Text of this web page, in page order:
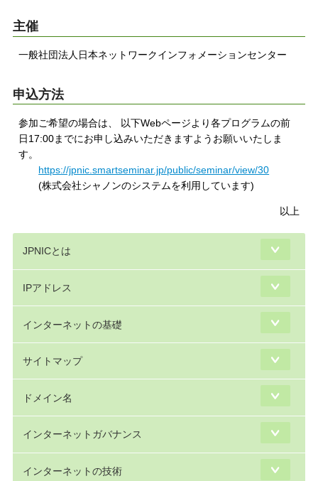
主催
一般社団法人日本ネットワークインフォメーションセンター
申込方法
参加ご希望の場合は、 以下Webページより各プログラムの前
日17:00までにお申し込みいただきますようお願いいたしま
す。
https://jpnic.smartseminar.jp/public/seminar/view/30
(株式会社シャノンのシステムを利用しています)
以上
JPNICとは
IPアドレス
インターネットの基礎
サイトマップ
ドメイン名
インターネットガバナンス
インターネットの技術